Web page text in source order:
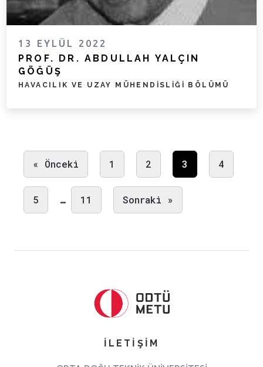
13 EYLÜL 2022
PROF. DR. ABDULLAH YALÇIN
GÖĞÜŞ
HAVACILIK VE UZAY MÜHENDISLIĞI BÖLÜMÜ
« Önceki 1 2 3 4
5 … 11 Sonraki »
İLETİŞİM